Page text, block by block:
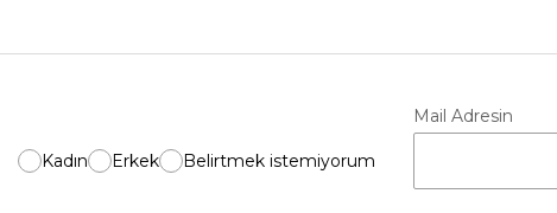
Kadın Erkek Belirtmek istemiyorum
Mail Adresin